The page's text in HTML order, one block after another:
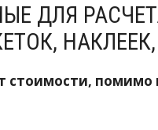
ДЛЯ
стоимости,